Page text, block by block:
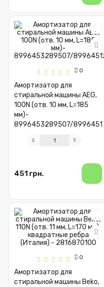
0
Амортизатор для
стиральной машины AEG,
100N (отв. 10 мм, L=185
мм)-
8996453289507/
451 грн.
0
Амортизатор для
стиральной машины Beko,